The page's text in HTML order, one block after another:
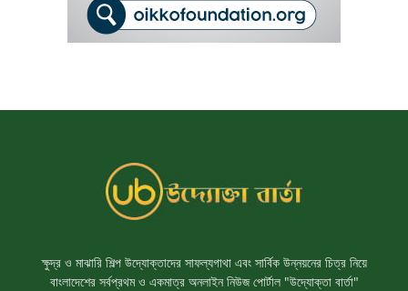
ক্ষুদ্র ও মাঝারি শিল্প উদ্যোক্তাদের সাফল্যগাথা এবং সার্বিক উন্নয়নের চিত্র নিয়ে
বাংলাদেশের সর্বপ্রথম ও একমাত্র অনলাইন নিউজ পোর্টাল "উদ্যোক্তা বার্তা"